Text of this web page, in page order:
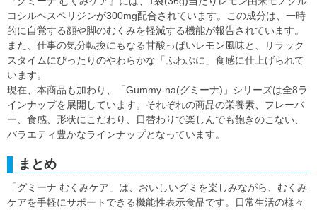
コシルヘスペリジンが300mg配合されています。この成分は、一時
的に自覚する顔や脚のむくみを軽減する機能が報告されています。
また、仕事の気分転換にもなる甘酸っぱいレモン風味と、リラック
スタイムにぴったりのやわらかな「ふわぷに」食感に仕上げられて
います。
現在、本商品も加わり、「Gummy-na(グミーナ)」シリーズは全8ラ
インナップを展開しています。それぞれの商品の栄養素、フレーバ
ー、食感、形状にこだわり、日替わりで楽しんでも飽きのこない、
バラエティ豊かなラインナップとなっています。
まとめ
「グミーナ むくみケア」は、おいしいグミを楽しみながら、むくみ
ケアを手軽にサポートできる機能性表示食品です。日常生活の様々